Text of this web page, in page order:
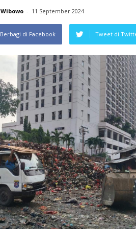
Wibowo - 11 September 2024
Berbagi di Facebook Tweet di